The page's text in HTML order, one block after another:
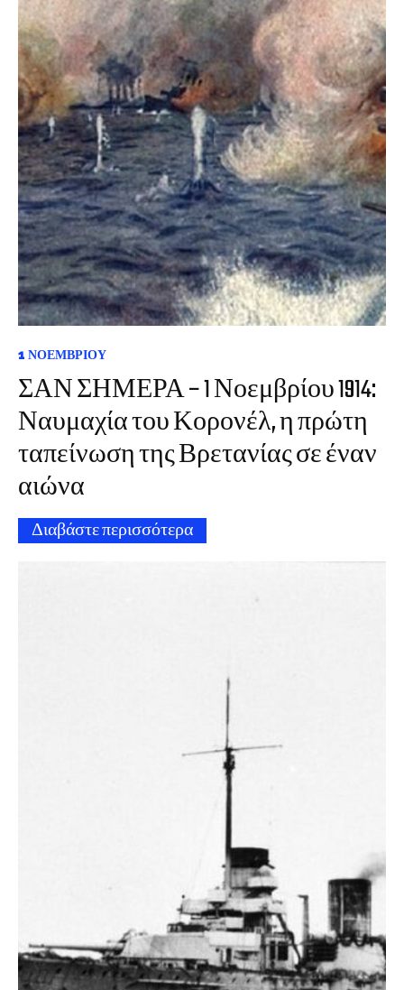
1 ΝΟΕΜΒΡΊΟΥ
ΣΑΝ ΣΗΜΕΡΑ – 1 Νοεμβρίου 1914:
Ναυμαχία του Κορονέλ, η πρώτη
ταπείνωση της Βρετανίας σε έναν
αιώνα
Διαβάστε περισσότερα